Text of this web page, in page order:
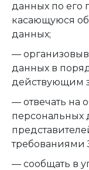
данных по его
касающуюся
данных;
—
данных в
действующим
— отвечать на
персональных
требованиями
— сообщать в